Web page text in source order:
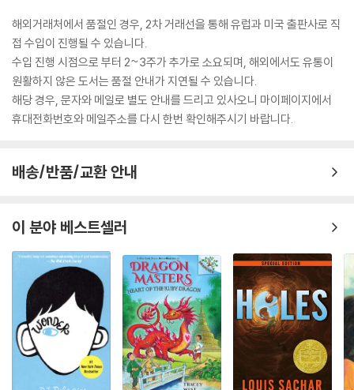
해외거래처에서 품절인 경우, 2차 거래선을 통해 유럽과 미국 출판사로 직
접 수입이 진행될 수 있습니다.
수입 진행 시점으로 부터 2~3주가 추가로 소요되며, 해외에서도 유통이
원활하지 않은 도서는 품절 안내가 지연될 수 있습니다.
해당 경우, 문자와 메일로 별도 안내를 드리고 있사오니 마이페이지에서
휴대전화번호와 메일주소를 다시 한번 확인해주시기 바랍니다.
배송/반품/교환 안내
이 분야 베스트셀러